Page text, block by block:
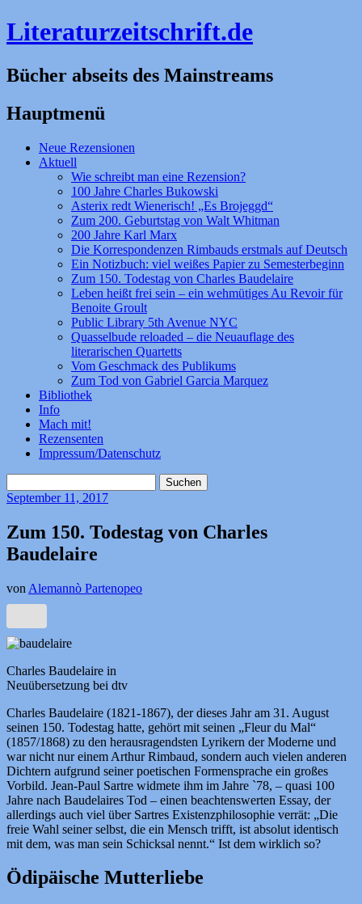
Literaturzeitschrift.de
Bücher abseits des Mainstreams
Hauptmenü
Zum
Inhalt
Neue Rezensionen
Aktuell
Wie schreibt man eine Rezension?
100 Jahre Charles Bukowski
Asterix redt Wienerisch! „Es Brojeggd“
Zum 200. Geburtstag von Walt Whitman
200 Jahre Karl Marx
Die Korrespondenzen Rimbauds erstmals auf Deutsch
Ein Notizbuch: viel weißes Papier zu Semesterbeginn
Zum 150. Todestag von Charles Baudelaire
Leben heißt frei sein – ein wehmütiges Au Revoir für
Benoite Groult
Public Library 5th Avenue NYC
Quasselbude reloaded – die Neuauflage des
literarischen Quartetts
Vom Geschmack des Publikums
Zum Tod von Gabriel Garcia Marquez
Bibliothek
Info
Mach mit!
Rezensenten
Impressum/Datenschutz
nach:
September11, 2017
Zum 150. Todestag von Charles
Baudelaire
von Alemannò Partenopeo
Charles Baudelaire in
Neuübersetzung bei dtv
Charles Baudelaire (1821-1867), der dieses Jahr am 31. August
seinen 150. Todestag hatte, gehört mit seinen „Fleur du Mal“
(1857/1868) zu den herausragendsten Lyrikern der Moderne und
war nicht nur einem Arthur Rimbaud, sondern auch vielen anderen
Dichtern aufgrund seiner poetischen Formensprache ein großes
Vorbild. Jean-Paul Sartre widmete ihm im Jahre `78, – quasi 100
Jahre nach Baudelaires Tod – einen beachtenswerten Essay, der
allerdings auch viel über Sartres Existenzphilosophie verrät: „Die
freie Wahl seiner selbst, die ein Mensch trifft, ist absolut identisch
mit dem, was man sein Schicksal nennt.“ Ist dem wirklich so?
Ödipäische Mutterliebe